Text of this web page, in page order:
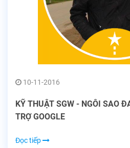
10-11-2016
KỸ THUẬT SGW - NGÔI SAO
TRỢ GOOGLE
Đọc tiếp